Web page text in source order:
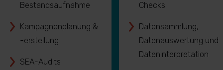
Bestandsaufnahme
Kampagnenplanung &
-erstellung
SEA-Audits
Checks
Datensammlung,
Datenauswertung und
Dateninterpretation